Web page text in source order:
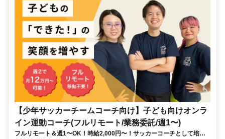
【少年サッカーチームコーチ向け】子ども向けオンラ
イン運動コーチ(フルリモート/業務委託/週1〜)
フルリモート＆週1〜OK！時給2,000円〜！サッカーコーチとして培っ